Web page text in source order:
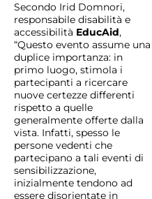
Secondo Irid Domnori,
responsabile disabilità e
accessibilità EducAid,
“Questo evento assume una
duplice importanza: in
primo luogo, stimola i
partecipanti a ricercare
nuove certezze differenti
rispetto a quelle
generalmente offerte dalla
vista. Infatti, spesso le
persone vedenti che
partecipano a tali eventi di
sensibilizzazione,
inizialmente tendono ad
essere disorientate in